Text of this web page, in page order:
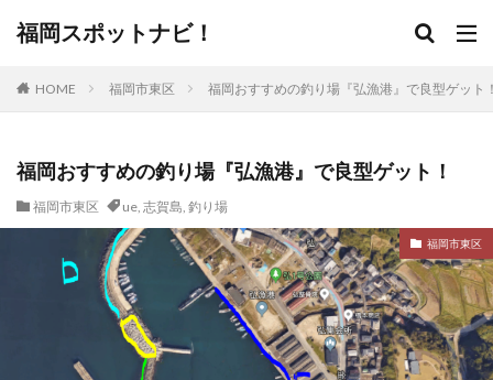
福岡スポットナビ！
HOME 福岡市東区 福岡おすすめの釣り場『弘漁港』で良型ゲット
福岡おすすめの釣り場『弘漁港』で良型ゲット！
福岡市東区 ue, 志賀島, 釣り場
福岡市東区